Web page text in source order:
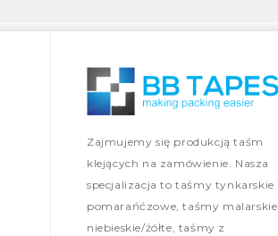
Zajmujemy się produkcją taśm
klejących na zamówienie. Nasza
specjalizacja to taśmy tynkarskie
pomarańćzowe, taśmy malarskie
niebieskie/żółte, taśmy z